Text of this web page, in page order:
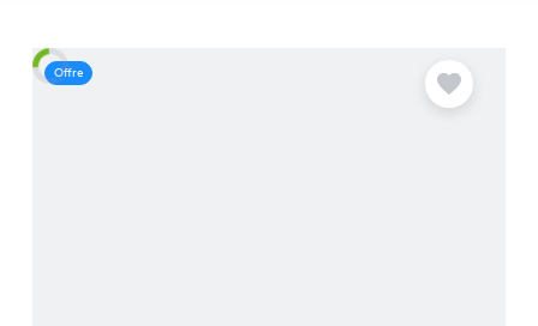
Offre